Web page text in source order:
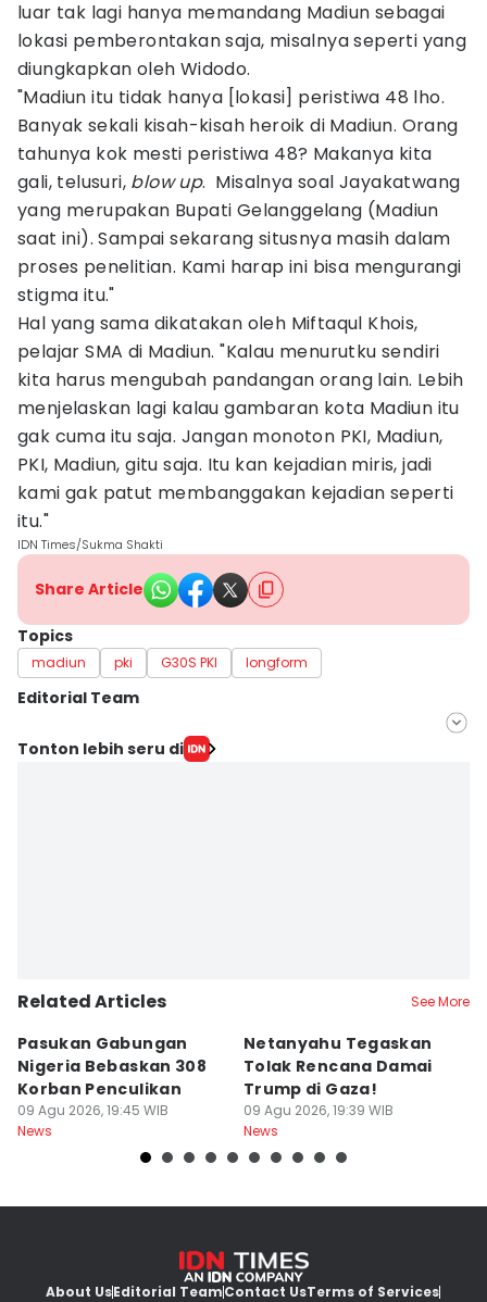
luar tak lagi hanya memandang Madiun sebagai
lokasi pemberontakan saja, misalnya seperti yang
diungkapkan oleh Widodo.
"Madiun itu tidak hanya [lokasi] peristiwa 48 lho.
Banyak sekali kisah-kisah heroik di Madiun. Orang
tahunya kok mesti peristiwa 48? Makanya kita
gali, telusuri, blow up. Misalnya soal Jayakatwang
yang merupakan Bupati Gelanggelang (Madiun
saat ini). Sampai sekarang situsnya masih dalam
proses penelitian. Kami harap ini bisa mengurangi
stigma itu."
Hal yang sama dikatakan oleh Miftaqul Khois,
pelajar SMA di Madiun. "Kalau menurutku sendiri
kita harus mengubah pandangan orang lain. Lebih
menjelaskan lagi kalau gambaran kota Madiun itu
gak cuma itu saja. Jangan monoton PKI, Madiun,
PKI, Madiun, gitu saja. Itu kan kejadian miris, jadi
kami gak patut membanggakan kejadian seperti
itu."
IDN Times/Sukma Shakti
Share Article
Topics
madiun pki G30S PKI longform
Editorial Team
Editor
Tonton lebih seru di
Related Articles See More
Pasukan Gabungan
Nigeria Bebaskan 308
Korban Penculikan
09 Agu 2026, 19:45 WIB
News
Netanyahu Tegaskan
Tolak Rencana Damai
Trump di Gaza!
09 Agu 2026, 19:39 WIB
News
About UsEditorial TeamContact UsTerms of Services